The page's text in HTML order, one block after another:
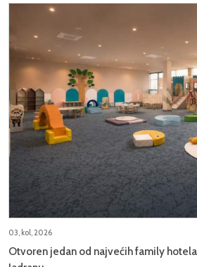
03, kol, 2026
Otvoren jedan od najvećih family